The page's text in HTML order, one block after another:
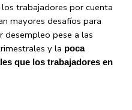
trabajadores por cuenta
mayores desafíos para
desempleo pese a las
y la poca
que los trabajadores en